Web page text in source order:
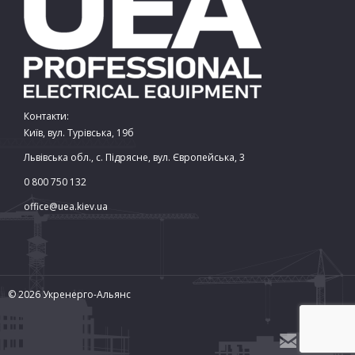
Контакти:
Київ, вул. Турівська, 19б
Львівська обл., с. Підрясне, вул. Європейська, 3
0 800 750 132
office@uea.kiev.ua
© 2026 Укренерго-Альянс
